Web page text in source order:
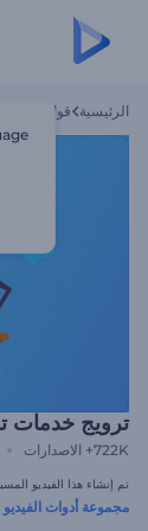
الرئيسية قوالب
ترويج خدمات
722K+ الاصدارات
تم إنشاء هذا الفيديو
مجموعة أدوات